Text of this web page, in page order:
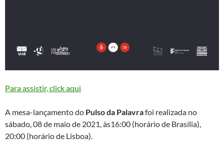
Para assistir, click aqui
A mesa-lançamento do Pulso da Palavrafoi realizada no
sábado, 08 de maio de 2021, às16:00 (horário de Brasília),
20:00 (horário de Lisboa).